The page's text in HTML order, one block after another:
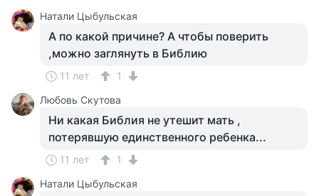
Натали Цыбульская
А по какой причине? А чтобы поверить
,можно заглянуть в Библию
11 лет
1
Любовь Скутова
Ни какая Библия не утешит мать ,
потерявшую единственного ребенка...
11 лет
1
Натали Цыбульская